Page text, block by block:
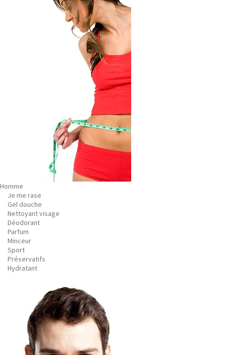
Homme
Je me rase
Gel douche
Nettoyant visage
Déodorant
Parfum
Minceur
Sport
Préservatifs
Hydratant